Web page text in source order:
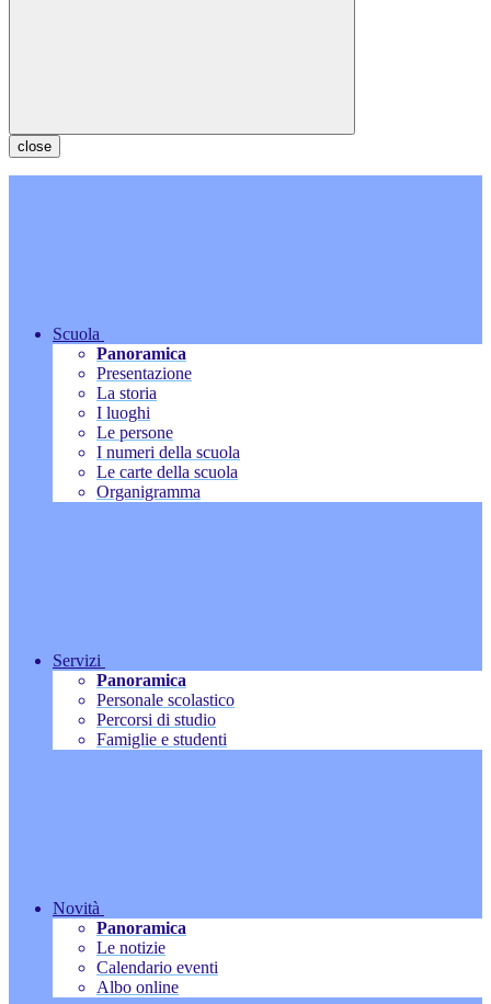
close
Scuola
Panoramica
Presentazione
La storia
I luoghi
Le persone
I numeri della scuola
Le carte della scuola
Organigramma
Servizi
Panoramica
Personale scolastico
Percorsi di studio
Famiglie e studenti
Novità
Panoramica
Le notizie
Calendario eventi
Albo online